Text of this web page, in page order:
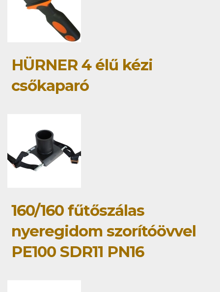
HÜRNER 4 élű kézi
csőkaparó
160/160 fűtőszálas
nyeregidom szorítóövvel
PE100 SDR11 PN16